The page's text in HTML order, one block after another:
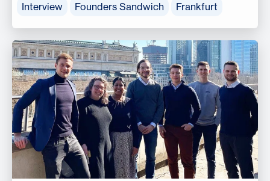
Interview Founders Sandwich Frankfurt